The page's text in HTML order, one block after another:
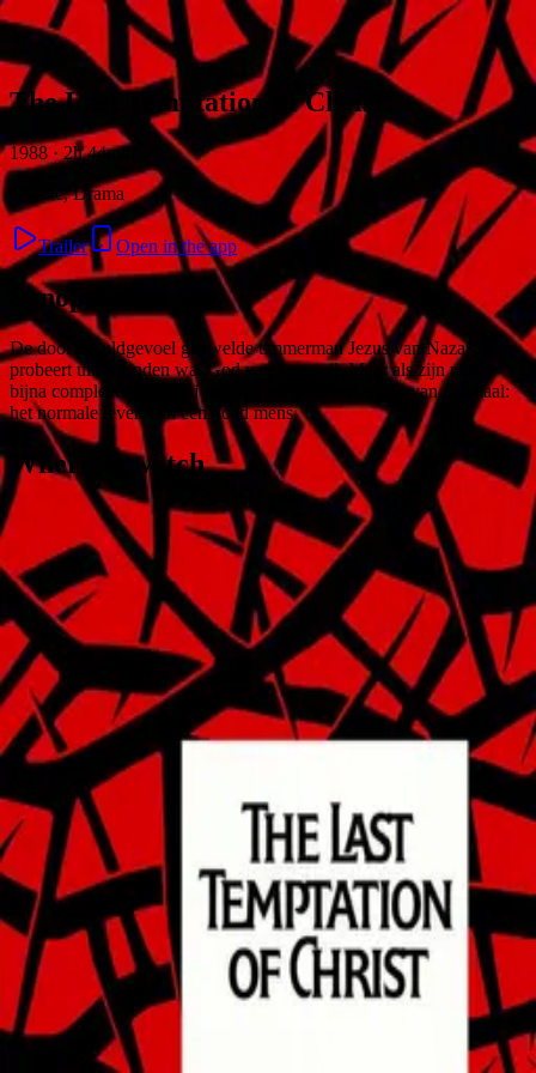
Skip to content
The Last Temptation of Christ
1988 · 2h 44min
Classic, Drama
Trailer Open in the app
Synopsis
De door schuldgevoel gekwelde timmerman Jezus van Nazareth
probeert uit te vinden wat God van hem wil. Maar als zijn missie
bijna compleet is staat hij voor de grootste verleiding van allemaal:
het normale leven van een goed mens.
Where to watch
Contact Feedback PrivacyTerms
2026 Byoscoop· a product of Boydroid B.V.